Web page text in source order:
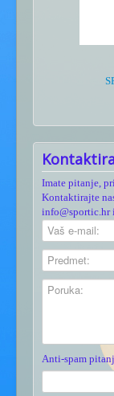
Imate pitanje,
Kontaktirajte
info@sportic.hr
Anti-spam